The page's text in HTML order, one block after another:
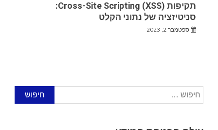
תקיפות Cross-Site Scripting (XSS):
סניטיזציה של נתוני הקלט
ספטמבר 2, 2023
חיפוש: